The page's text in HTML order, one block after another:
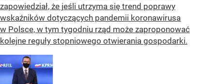
zapowiedział, że jeśli utrzyma się trend poprawy
wskaźników dotyczących pandemii koronawirusa
w Polsce, w tym tygodniu rząd może zaproponować
kolejne reguły stopniowego otwierania gospodarki.